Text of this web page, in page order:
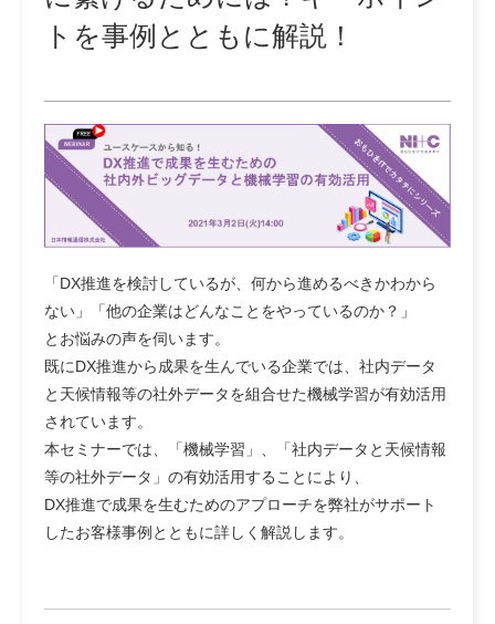
トを事例とともに解説！
「DX推進を検討しているが、何から進めるべきかわから
ない」「他の企業はどんなことをやっているのか？」
とお悩みの声を伺います。
既にDX推進から成果を生んでいる企業では、 社内データ
と天候情報等の社外データを組合せた機械学習が有効活用
されています。
本セミナーでは、「機械学習」、「社内データと天候情報
等の社外データ」の有効活用することにより、
DX推進で成果を生むためのアプローチを弊社がサポート
したお客様事例とともに詳しく解説します。